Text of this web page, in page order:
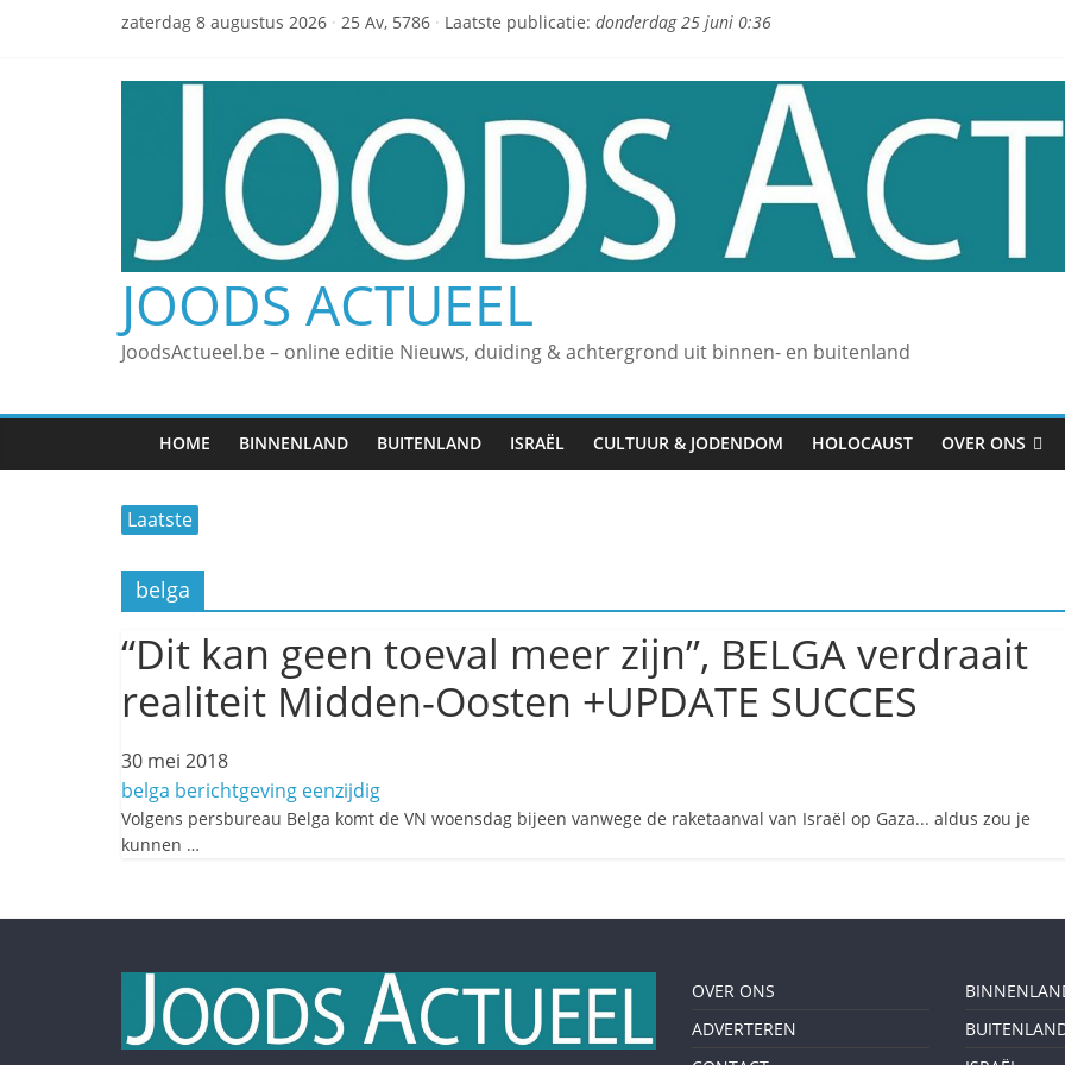
zaterdag 8 augustus 2026 · 25 Av, 5786 · Laatste publicatie: donderdag 25 juni 0:36
JOODS ACTUEEL
JoodsActueel.be – online editie Nieuws, duiding & achtergrond uit binnen- en buitenland
HOME BINNENLAND BUITENLAND ISRAËL CULTUUR & JODENDOM HOLOCAUST OVER ONS
Laatste
belga
“Dit kan geen toeval meer zijn”, BELGA verdraait
realiteit Midden-Oosten +UPDATE SUCCES
30 mei 2018
belga berichtgeving eenzijdig
Volgens persbureau Belga komt de VN woensdag bijeen vanwege de raketaanval van Israël op Gaza... aldus zou je
kunnen …
OVER ONS
ADVERTEREN